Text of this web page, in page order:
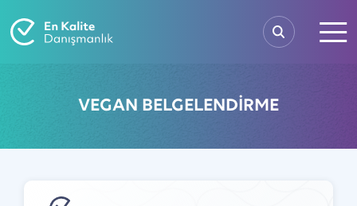
VEGAN BELGELENDİRME